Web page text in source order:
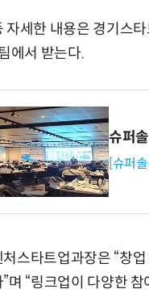
자세한 내용은 경기스
에서 받는다.
슈퍼
[슈퍼
스타트업과장은 “창
며 “링크업이 다양한